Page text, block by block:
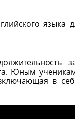
языка
Юным
в